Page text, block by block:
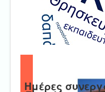
Τμήμα E'
Επικοινωνία
Ημέρες